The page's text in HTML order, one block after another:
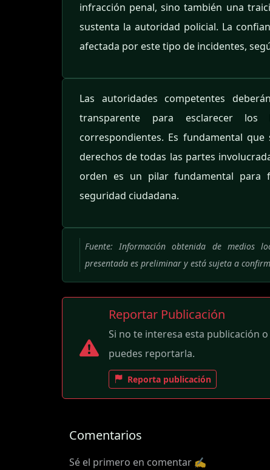
infracción penal, sino también una
sustenta la autoridad policial. La
afectada por este tipo de incidentes,
Las autoridades competentes
transparente para esclarecer los
correspondientes. Es fundamental
derechos de todas las partes
orden es un pilar fundamental para
seguridad ciudadana.
Fuente: Información obtenida de medios
presentada es preliminar y está sujeta a
Reportar Publicación
Si no te interesa esta publicación
puedes reportarla.
Reporta publicación
Comentarios
Sé el primero en comentar ✍️